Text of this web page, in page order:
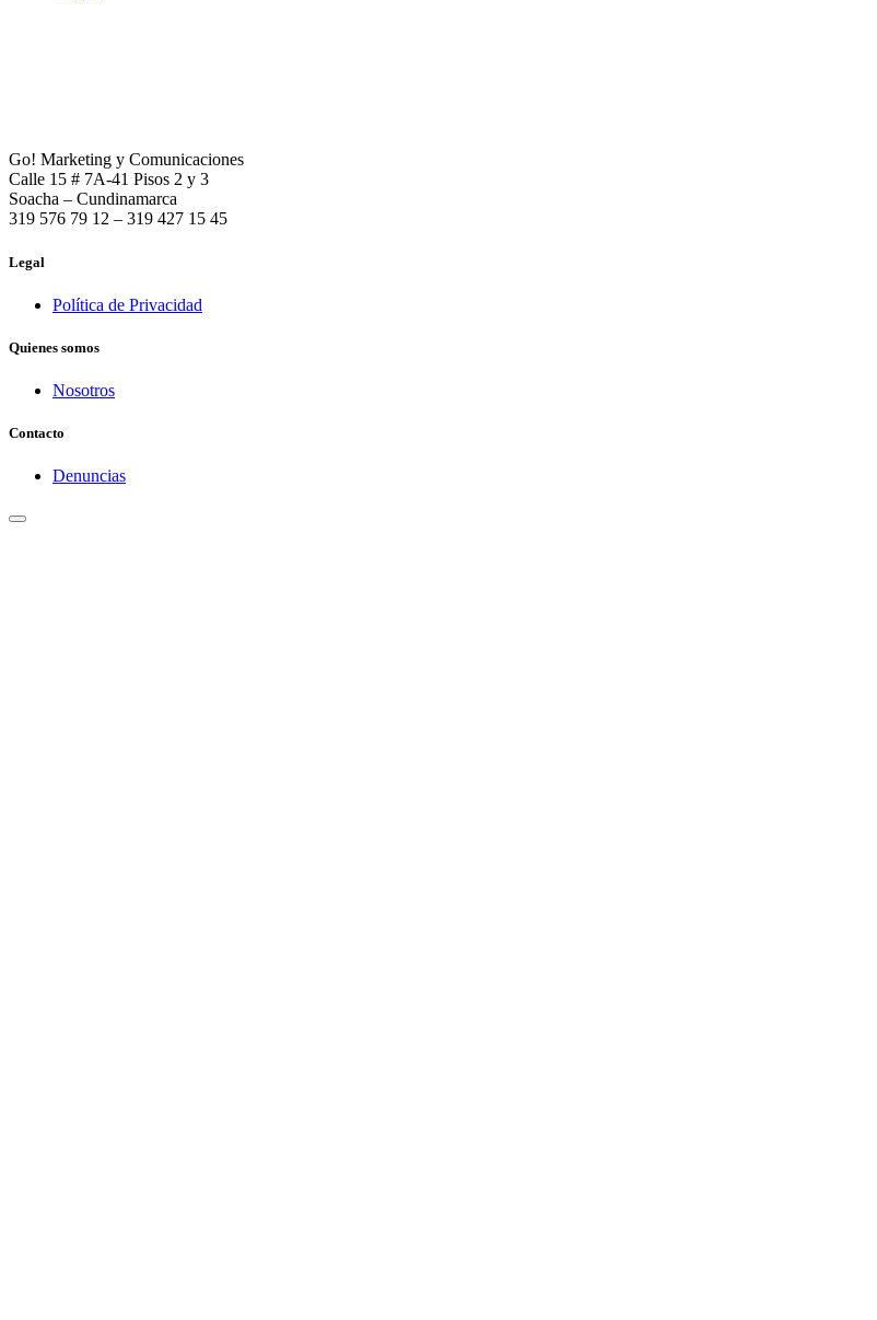
Go! Marketing y Comunicaciones
Calle 15 # 7A-41 Pisos 2 y 3
Soacha – Cundinamarca
319 576 79 12 – 319 427 15 45
Legal
Política de Privacidad
Quienes somos
Nosotros
Contacto
Denuncias